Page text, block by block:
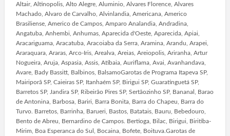
Altair, Altinopolis, Alto Alegre, Aluminio, Alvares Florence, Alvares
Machado, Alvaro de Carvalho, Alvinlandia, Americana, Americo
Brasiliense, Americo de Campos, Amparo Analandia, Andradina,
Angatuba, Anhembi, Anhumas, Aparecida d'Oeste, Aparecida, Apiai,
Aracariguama, Aracatuba, Aracoiaba da Serra, Aramina, Arandu, Arapei,
Araraquara, Araras, Arco-Iris, Arealva, Areias, Areiopolis, Ariranha, Artur
Nogueira, Aruja, Aspasia, Assis, Atibaia, Auriflama, Avai, Avanhandava,
Avare, Bady Bassitt, Balbinos, BalsamoGarotas de Programa Itapeva SP,
Mairiporã SP, Caieiras SP, Itanhaém SP, Birigui SP, Guaratinguetá SP,
Barretos SP, Jandira SP, Ribeirão Pires SP, Sertãozinho SP, Bananal, Barao
de Antonina, Barbosa, Bariri, Barra Bonita, Barra do Chapeu, Barra do
Turvo. Barretos, Barrinha, Barueri, Bastos, Batatais, Bauru, Bebedouro,
Bento de Abreu, Bernardino de Campos. Bertioga, Bilac, Birigui, Biritiba-
Mirim, Boa Esperanca do Sul, Bocaina, Bofete, Boituva.Garotas de